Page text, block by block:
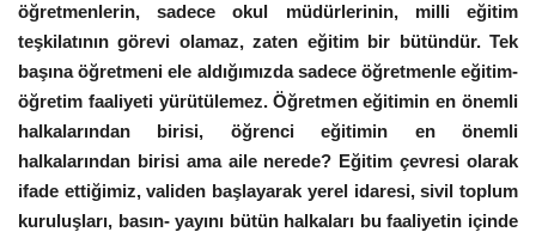
öğretmenlerin, sadece okul müdürlerinin, milli eğitim
teşkilatının görevi olamaz, zaten eğitim bir bütündür. Tek
başına öğretmeni ele aldığımızda sadece öğretmenle eğitim-
öğretim faaliyeti yürütülemez. Öğretmen eğitimin en önemli
halkalarından birisi, öğrenci eğitimin en önemli
halkalarından birisi ama aile nerede? Eğitim çevresi olarak
ifade ettiğimiz, validen başlayarak yerel idaresi, sivil toplum
kuruluşları, basın- yayını bütün halkaları bu faaliyetin içinde